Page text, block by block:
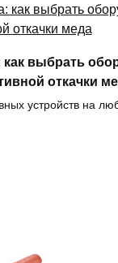
как выбрать
откачки
устройств на